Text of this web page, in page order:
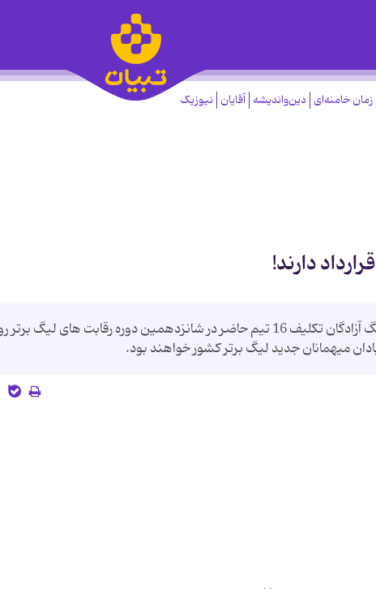
زمان خامنه‌ای دین‌واندیشه آقایان نیوزیک
با پایان یافتن رقابت های لیگ برتر و لیگ آزادگان تکلیف 16 تیم حاضر در شانزدهمین دوره رقابت
میهمانان جدید لیگ برتر کشور خواهند بود.